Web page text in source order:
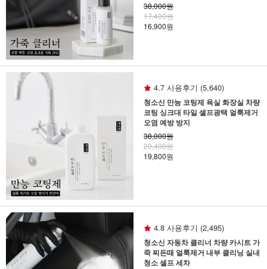
38,000원
17,400원
16,900원
4.7 사용후기 (5,640)
청소신 만능 코팅제 욕실 화장실 차량
코팅 싱크대 타일 셀프광택 얼룩제거
오염 예방 방지
38,000원
20,400원
19,800원
4.8 사용후기 (2,495)
청소신 자동차 클리너 차량 카시트 가
죽 찌든때 얼룩제거 내부 클리닝 실내
청소 셀프 세차